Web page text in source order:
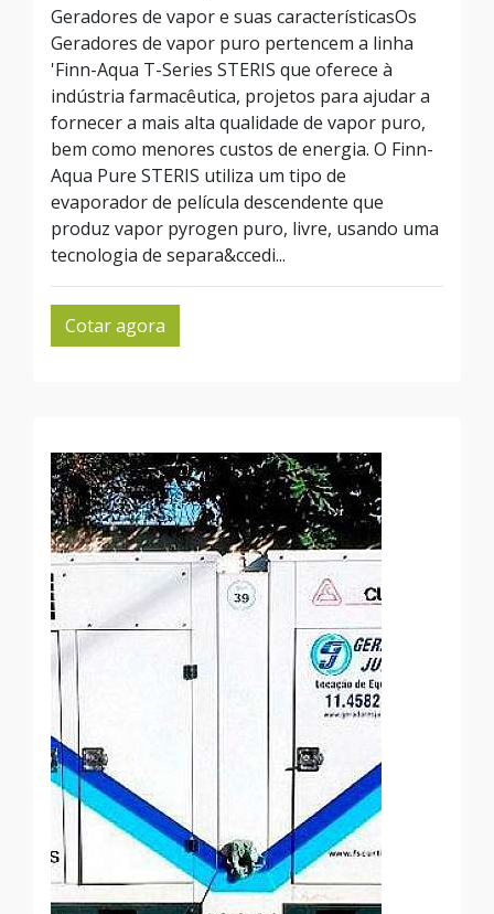
Geradores de vapor e suas característicasOs
Geradores de vapor puro pertencem a linha
'Finn-Aqua T-Series STERIS que oferece à
indústria farmacêutica, projetos para ajudar a
fornecer a mais alta qualidade de vapor puro,
bem como menores custos de energia. O Finn-
Aqua Pure STERIS utiliza um tipo de
evaporador de película descendente que
produz vapor pyrogen puro, livre, usando uma
tecnologia de separa&ccedi...
Cotar agora